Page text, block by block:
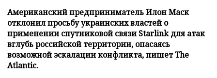
Американский предприниматель Илон Маск
отклонил просьбу украинских властей о
применении спутниковой связи Starlink для атак
вглубь российской территории, опасаясь
возможной эскалации конфликта, пишет The
Atlantic.